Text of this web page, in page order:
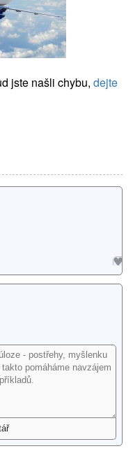
jste našli chybu, dejte